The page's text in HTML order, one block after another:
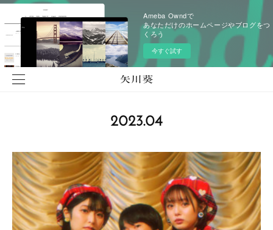
Ameba Owndで
あなただけのホームページやブログをつ
くろう
今すぐ試す
2023.04